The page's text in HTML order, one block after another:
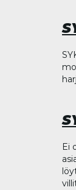
Ei